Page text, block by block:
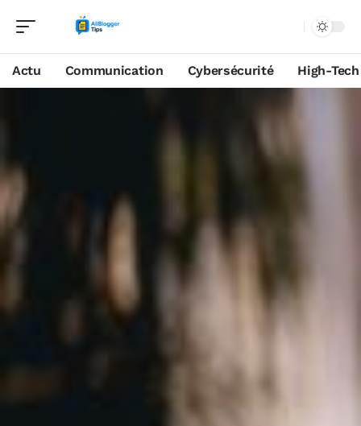
Actu Communication Cybersécurité High-Tech